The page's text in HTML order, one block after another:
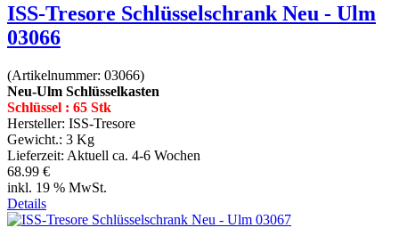
ISS-Tresore Schlüsselschrank Neu - Ulm
03066
(Artikelnummer: 03066)
Neu-Ulm Schlüsselkasten
Schlüssel : 65 Stk
Hersteller: ISS-Tresore
Gewicht.: 3 Kg
Lieferzeit: Aktuell ca. 4-6 Wochen
68.99 €
inkl. 19 % MwSt.
Details